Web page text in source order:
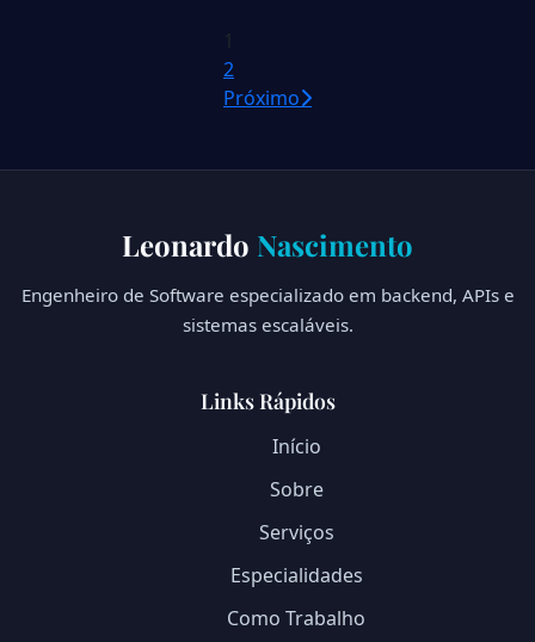
de
posts
2
Próximo
Leonardo Nascimento
Engenheiro de Software especializado em backend, APIs e
sistemas escaláveis.
Links Rápidos
Início
Sobre
Serviços
Especialidades
Como Trabalho